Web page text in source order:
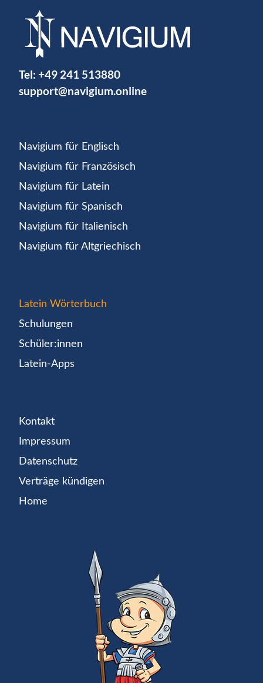
Tel: +49 241 513880
support@navigium.online
Navigium für Englisch
Navigium für Französisch
Navigium für Latein
Navigium für Spanisch
Navigium für Italienisch
Navigium für Altgriechisch
Latein Wörterbuch
Schulungen
Schüler:innen
Latein-Apps
Kontakt
Impressum
Datenschutz
Verträge kündigen
Home